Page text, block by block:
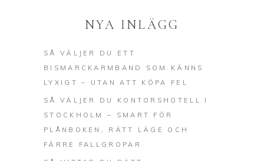
NYA INLÄGG
SÅ VÄLJER DU ETT
BISMARCKARMBAND SOM KÄNNS
LYXIGT – UTAN ATT KÖPA FEL
SÅ VÄLJER DU KONTORSHOTELL I
STOCKHOLM – SMART FÖR
PLÅNBOKEN, RÄTT LÄGE OCH
FÄRRE FALLGROPAR